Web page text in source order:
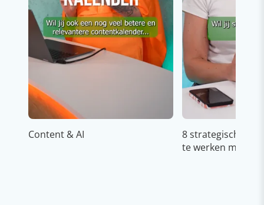
Content & AI
8 strategische
te werken met